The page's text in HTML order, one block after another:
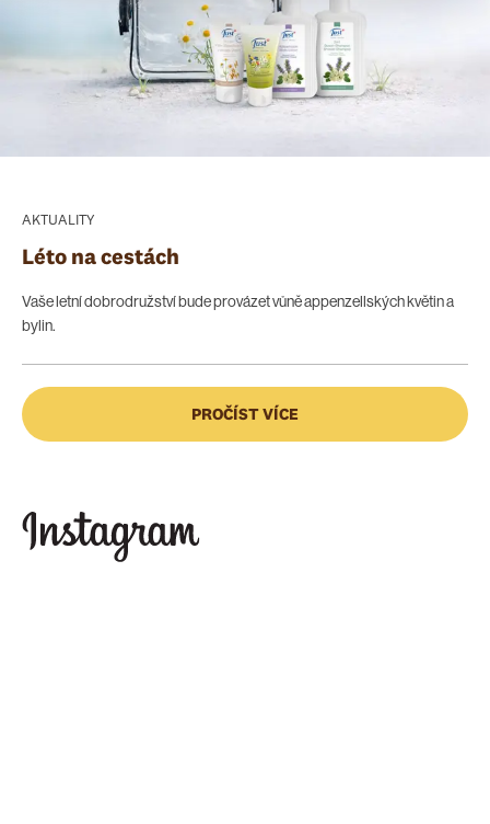
AKTUALITY
Léto na cestách
Vaše letní dobrodružství bude provázet vůně appenzellských květin a
bylin.
PROČÍST VÍCE